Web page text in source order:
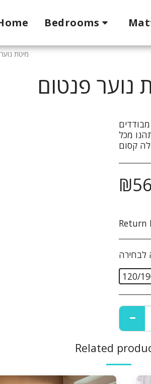
Bedrooms
מיטת
נוער פנטום
מכל
₪
Return
120/
Related